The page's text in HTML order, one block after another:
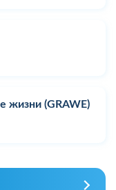
жизни (GRAWE)